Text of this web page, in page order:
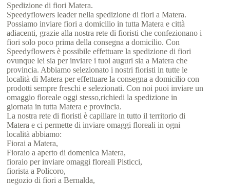
Spedizione di fiori Matera.
Speedyflowers leader nella spedizione di fiori a Matera.
Possiamo inviare fiori a domicilio in tutta Matera e città
adiacenti, grazie alla nostra rete di fioristi che confezionano i
fiori solo poco prima della consegna a domicilio. Con
Speedyflowers è possibile effettuare la spedizione di fiori
ovunque lei sia per inviare i tuoi auguri sia a Matera che
provincia. Abbiamo selezionato i nostri fioristi in tutte le
località di Matera per effettuare la consegna a domicilio con
prodotti sempre freschi e selezionati. Con noi puoi inviare un
omaggio floreale oggi stesso,richiedi la spedizione in
giornata in tutta Matera e provincia.
La nostra rete di fioristi è capillare in tutto il territorio di
Matera e ci permette di inviare omaggi floreali in ogni
località abbiamo:
Fiorai a Matera,
Fioraio a aperto di domenica Matera,
fioraio per inviare omaggi floreali Pisticci,
fiorista a Policoro,
negozio di fiori a Bernalda,